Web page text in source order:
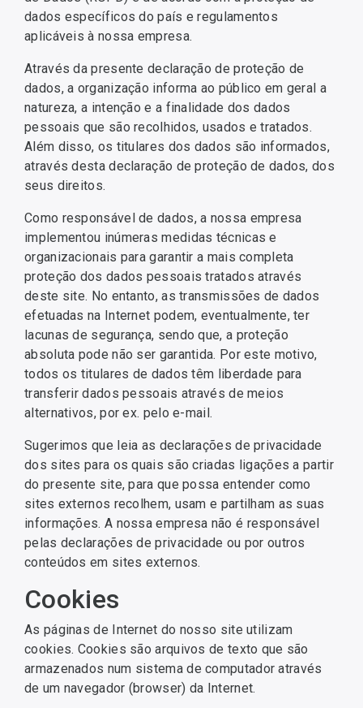
dados específicos do país e regulamentos
aplicáveis à nossa empresa.
Através da presente declaração de proteção de
dados, a organização informa ao público em geral a
natureza, a intenção e a finalidade dos dados
pessoais que são recolhidos, usados e tratados.
Além disso, os titulares dos dados são informados,
através desta declaração de proteção de dados, dos
seus direitos.
Como responsável de dados, a nossa empresa
implementou inúmeras medidas técnicas e
organizacionais para garantir a mais completa
proteção dos dados pessoais tratados através
deste site. No entanto, as transmissões de dados
efetuadas na Internet podem, eventualmente, ter
lacunas de segurança, sendo que, a proteção
absoluta pode não ser garantida. Por este motivo,
todos os titulares de dados têm liberdade para
transferir dados pessoais através de meios
alternativos, por ex. pelo e-mail.
Sugerimos que leia as declarações de privacidade
dos sites para os quais são criadas ligações a partir
do presente site, para que possa entender como
sites externos recolhem, usam e partilham as suas
informações. A nossa empresa não é responsável
pelas declarações de privacidade ou por outros
conteúdos em sites externos.
Cookies
As páginas de Internet do nosso site utilizam
cookies. Cookies são arquivos de texto que são
armazenados num sistema de computador através
de um navegador (browser) da Internet.